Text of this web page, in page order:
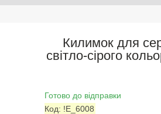
Килимок для
світло-сірого
Готово до відправки
Код: !Е_6008